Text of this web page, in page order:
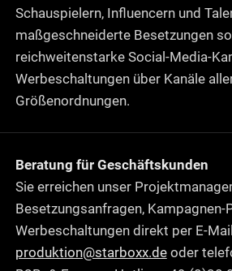
Schauspielern, Influencern und
maßgeschneiderte Besetzungen
reichweitenstarke Social-Media-
Werbeschaltungen über Kanäle
Größenordnungen.
Beratung für Geschäftskunden
Sie erreichen unser
Besetzungsanfragen, Kampagnen-
Werbeschaltungen direkt per E-
produktion@starboxx.deoder